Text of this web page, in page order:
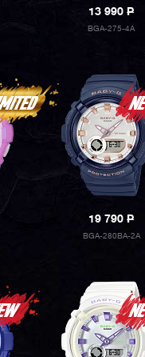
13 990P
BGA-275-4A
19 790P
BGA-280BA-2A